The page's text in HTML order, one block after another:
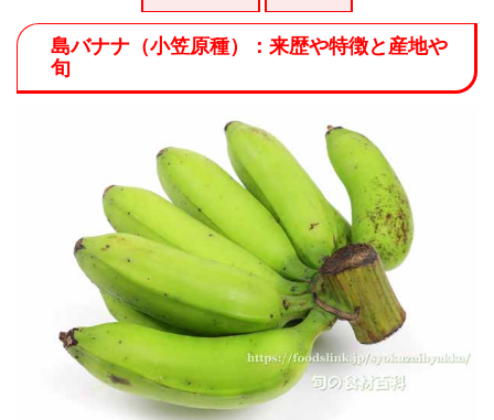
島バナナ（小笠原種）：来歴や特徴と産地や
旬